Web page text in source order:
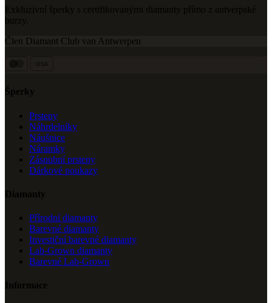
Exkluzivní šperky s certifikovanými diamanty přímo z antverpské
burzy.
Člen Diamant Club van Antwerpen
Šperky
Prsteny
Náhrdelníky
Náušnice
Náramky
Zásnubní prsteny
Dárkové poukazy
Diamanty
Přírodní diamanty
Barevné diamanty
Investiční barevné diamanty
Lab-Grown diamanty
Barevné Lab-Grown
Informace